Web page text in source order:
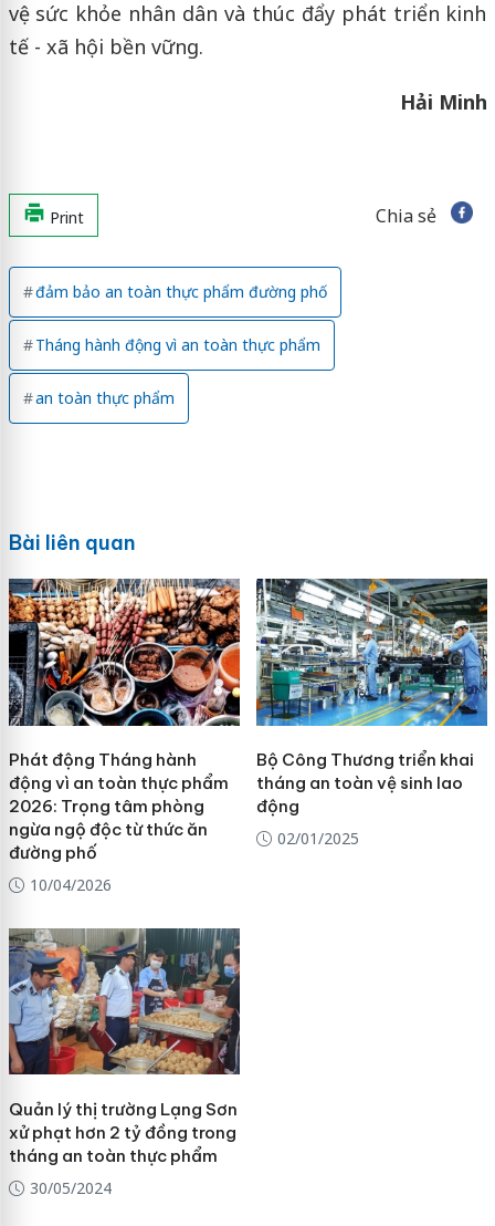
vệ sức khỏe nhân dân và thúc đẩy phát triển kinh
tế - xã hội bền vững.
Hải Minh
Print Chia sẻ
đảm bảo an toàn thực phẩm đường phố
Tháng hành động vì an toàn thực phẩm
an toàn thực phẩm
Bài liên quan
Phát động Tháng hành
động vì an toàn thực phẩm
2026: Trọng tâm phòng
ngừa ngộ độc từ thức ăn
đường phố
10/04/2026
Bộ Công Thương triển khai
tháng an toàn vệ sinh lao
động
02/01/2025
Quản lý thị trường Lạng Sơn
xử phạt hơn 2 tỷ đồng trong
tháng an toàn thực phẩm
30/05/2024